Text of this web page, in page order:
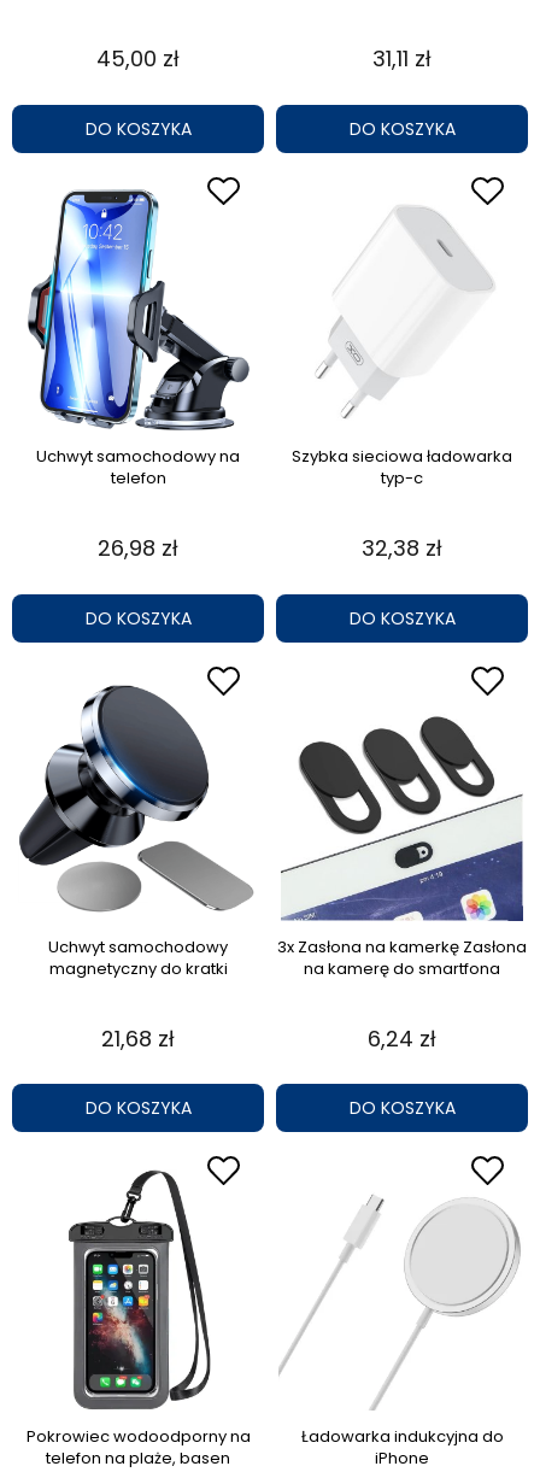
45,00 zł
DO KOSZYKA
31,11 zł
DO KOSZYKA
Uchwyt samochodowy na
telefon
26,98 zł
DO KOSZYKA
Szybka sieciowa ładowarka
typ-c
32,38 zł
DO KOSZYKA
Uchwyt samochodowy
magnetyczny do kratki
21,68 zł
DO KOSZYKA
3x Zasłona na kamerkę Zasłona
na kamerę do smartfona
6,24 zł
DO KOSZYKA
Pokrowiec wodoodporny na
telefon na plaże, basen
Ładowarka indukcyjna do
iPhone